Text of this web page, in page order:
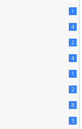
1
4
2
4
1
2
8
3